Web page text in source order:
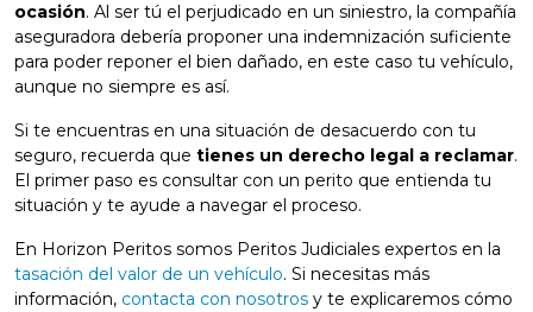
ocasión. Al ser tú el perjudicado en un siniestro, la compañía
aseguradora debería proponer una indemnización suficiente
para poder reponer el bien dañado, en este caso tu vehículo,
aunque no siempre es así.
Si te encuentras en una situación de desacuerdo con tu
seguro, recuerda que tienes un derecho legal a reclamar.
El primer paso es consultar con un perito que entienda tu
situación y te ayude a navegar el proceso.
En Horizon Peritos somos Peritos Judiciales expertos en la
tasación del valor de un vehículo. Si necesitas más
información, contacta con nosotros y te explicaremos cómo